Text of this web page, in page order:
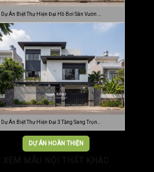
Dự Án Biệt Thự Hiện Đại Hồ Bơi Sân Vườn …
Dự Án Biệt Thự Hiện Đại 3 Tầng Sang Trọn…
DỰ ÁN HOÀN THIỆN